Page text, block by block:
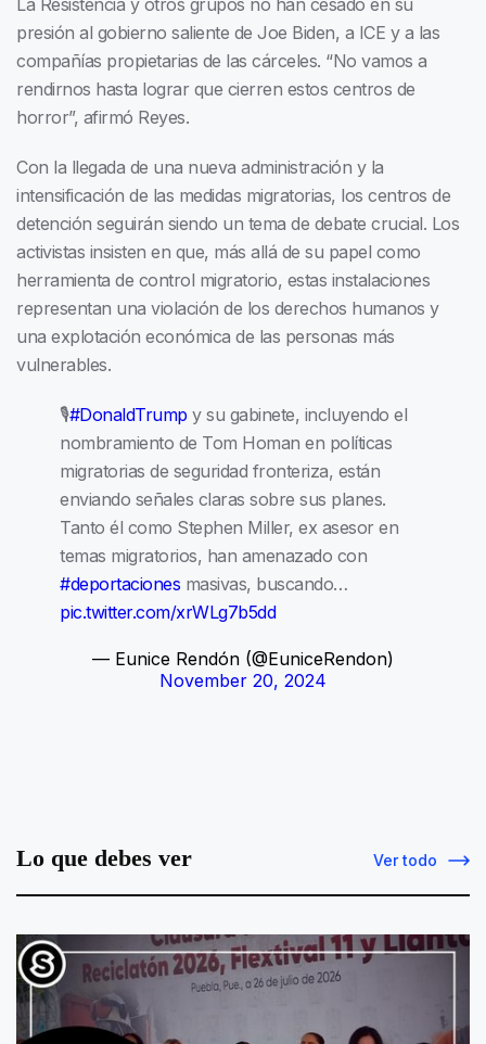
La Resistencia y otros grupos no han cesado en su
presión al gobierno saliente de Joe Biden, a ICE y a las
compañías propietarias de las cárceles. “No vamos a
rendirnos hasta lograr que cierren estos centros de
horror”, afirmó Reyes.
Con la llegada de una nueva administración y la
intensificación de las medidas migratorias, los centros de
detención seguirán siendo un tema de debate crucial. Los
activistas insisten en que, más allá de su papel como
herramienta de control migratorio, estas instalaciones
representan una violación de los derechos humanos y
una explotación económica de las personas más
vulnerables.
🎙️#DonaldTrump y su gabinete, incluyendo el
nombramiento de Tom Homan en políticas
migratorias de seguridad fronteriza, están
enviando señales claras sobre sus planes.
Tanto él como Stephen Miller, ex asesor en
temas migratorios, han amenazado con
#deportaciones masivas, buscando…
pic.twitter.com/xrWLg7b5dd
— Eunice Rendón (@EuniceRendon)
November 20, 2024
Lo que debes ver Ver todo